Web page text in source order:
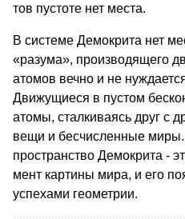
тов пустоте нет места.
В системе Демокрита нет
«разума», производящего
атомов веч­но и не
Движущиеся в пустом
атомы, сталкива­ясь друг с
вещи и бесчисленные миры.
пространство Демок­рита -
мент картины мира, и его
успехами геометрии.